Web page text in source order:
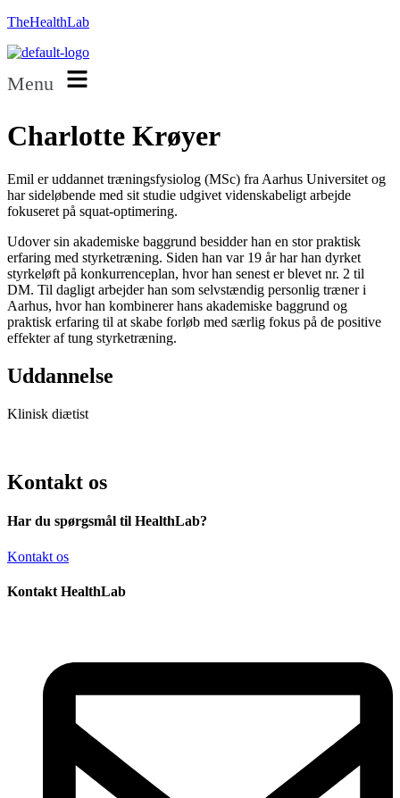
TheHealthLab
Menu
Charlotte Krøyer
Emil er uddannet træningsfysiolog (MSc) fra Aarhus Universitet og
har sideløbende med sit studie udgivet videnskabeligt arbejde
fokuseret på squat-optimering.
Udover sin akademiske baggrund besidder han en stor praktisk
erfaring med styrketræning. Siden han var 19 år har han dyrket
styrkeløft på konkurrenceplan, hvor han senest er blevet nr. 2 til
DM. Til dagligt arbejder han som selvstændig personlig træner i
Aarhus, hvor han kombinerer hans akademiske baggrund og
praktisk erfaring til at skabe forløb med særlig fokus på de positive
effekter af tung styrketræning.
Uddannelse
Klinisk diætist
Kontakt os
Har du spørgsmål til HealthLab?
Kontakt os
Kontakt HealthLab